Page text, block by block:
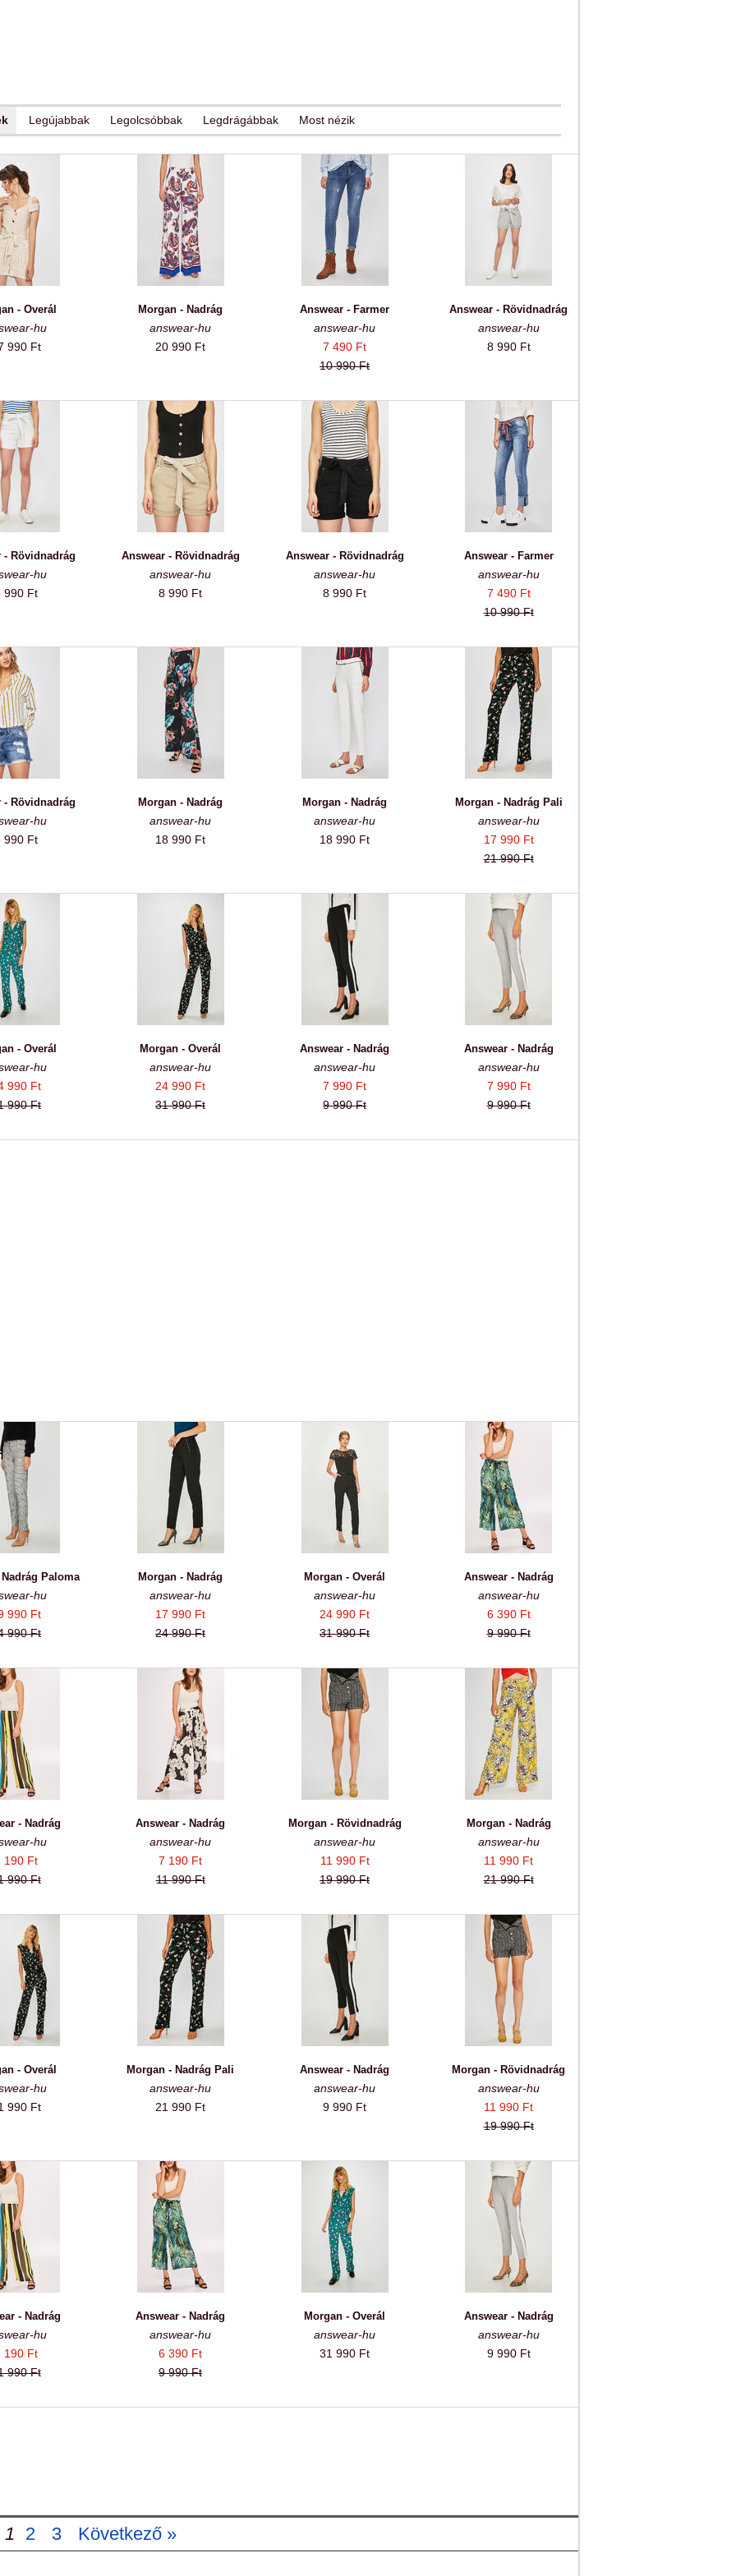
Legújabbak Legolcsóbbak Legdrágábbak Most nézik
- Overál
hu
990 Ft
Morgan - Nadrág
answear-hu
20 990 Ft
Answear - Farmer
answear-hu
7 490 Ft
10 990 Ft
Answear - Rövidnadrág
answear-hu
8 990 Ft
- Rövidnadrág
hu
990 Ft
Answear - Rövidnadrág
answear-hu
8 990 Ft
Answear - Rövidnadrág
answear-hu
8 990 Ft
Answear - Farmer
answear-hu
7 490 Ft
10 990 Ft
- Rövidnadrág
hu
990 Ft
Morgan - Nadrág
answear-hu
18 990 Ft
Morgan - Nadrág
answear-hu
18 990 Ft
Morgan - Nadrág Pali
answear-hu
17 990 Ft
21 990 Ft
- Overál
hu
990 Ft
990 Ft
Morgan - Overál
answear-hu
24 990 Ft
31 990 Ft
Answear - Nadrág
answear-hu
7 990 Ft
9 990 Ft
Answear - Nadrág
answear-hu
7 990 Ft
9 990 Ft
Paloma
hu
990 Ft
990 Ft
Morgan - Nadrág
answear-hu
17 990 Ft
24 990 Ft
Morgan - Overál
answear-hu
24 990 Ft
31 990 Ft
Answear - Nadrág
answear-hu
6 390 Ft
9 990 Ft
- Nadrág
hu
190 Ft
990 Ft
Answear - Nadrág
answear-hu
7 190 Ft
11 990 Ft
Morgan - Rövidnadrág
answear-hu
11 990 Ft
19 990 Ft
Morgan - Nadrág
answear-hu
11 990 Ft
21 990 Ft
- Overál
hu
990 Ft
Morgan - Nadrág Pali
answear-hu
21 990 Ft
Answear - Nadrág
answear-hu
9 990 Ft
Morgan - Rövidnadrág
answear-hu
11 990 Ft
19 990 Ft
- Nadrág
hu
190 Ft
990 Ft
Answear - Nadrág
answear-hu
6 390 Ft
9 990 Ft
Morgan - Overál
answear-hu
31 990 Ft
Answear - Nadrág
answear-hu
9 990 Ft
1 2 3 Következő »